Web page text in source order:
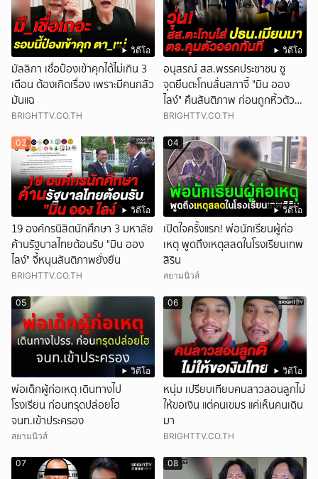
วิดีโอ
มัลลิกา เชื่อป๋องเข้าคุกได้ไม่เกิน 3
เดือน ต้องเกิดเรื่อง เพราะมีคนกลัว
มันแฉ
BRIGHTTV.CO.TH
วิดีโอ
อนุสรณ์ สส.พรรคประชาชน ชู
จุดยืนตะโกนลั่นสภาจี้ "มิน ออง
ไลง์" คืนสันติภาพ ก่อนถูกหิ้วตัว
ออก
BRIGHTTV.CO.TH
วิดีโอ
03
19 องค์กรนิสิตนักศึกษา 3 มหาลัย
ค้านรัฐบาลไทยต้อนรับ "มิน ออง
ไลง์" จี้หนุนสันติภาพยั่งยืน
BRIGHTTV.CO.TH
วิดีโอ
04
เปิดใจครั้งแรก! พ่อนักเรียนผู้ก่อ
เหตุ พูดถึงเหตุสลดในโรงเรียนเทพ
สิริน
สยามนิวส์
วิดีโอ
05
พ่อเด็กผู้ก่อเหตุ เดินทางไป
โรงเรียน ก่อนทรุดปล่อยโฮ
จนท.เข้าประครอง
สยามนิวส์
วิดีโอ
06
หนุ่ม เปรียบเทียบคนลาวสอนลูกไม่
ให้ขอเงิน แต่คนเขมร แค่เห็นคนเดิน
มา
BRIGHTTV.CO.TH
07 08